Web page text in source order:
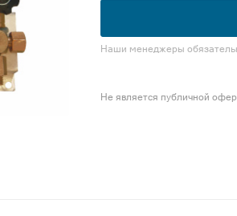
Наши менеджеры
Не является публичной